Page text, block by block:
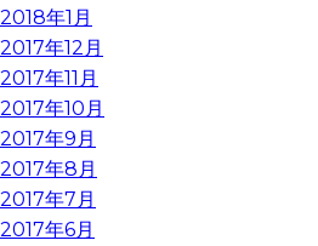
2018年1月
2017年12月
2017年11月
2017年10月
2017年9月
2017年8月
2017年7月
2017年6月